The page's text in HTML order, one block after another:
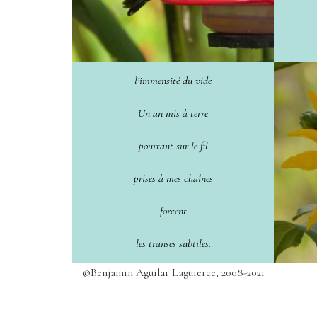
l’immensité du vide
Un an mis à terre
pourtant sur le fil
prises à mes chaînes
forcent
les transes subtiles.
©Benjamin Aguilar Laguierce, 2008-2021